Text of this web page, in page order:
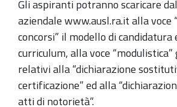
Gli aspiranti potranno scaricare
aziendale www.ausl.ra.it alla voce
concorsi” il modello di
curriculum, alla voce
relativi alla “dichiarazione
certificazione” ed alla
atti di notorietà”.